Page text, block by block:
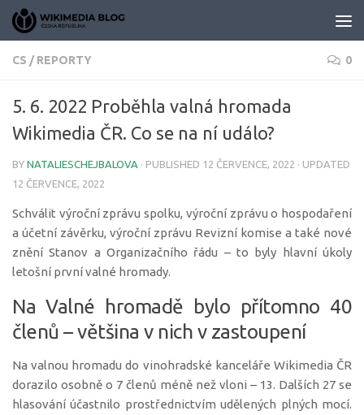
Skip to content
CS / REPORTY 0
5. 6. 2022 Proběhla valná hromada
Wikimedia ČR. Co se na ní událo?
BY NATALIESCHEJBALOVA · PUBLISHED 12 ČERVENCE, 2022 · UPDATED
12 ČERVENCE, 2022
Schválit výroční zprávu spolku, výroční zprávu o hospodaření
a účetní závěrku, výroční zprávu Revizní komise a také nové
znění Stanov a Organizačního řádu – to byly hlavní úkoly
letošní první valné hromady.
Na Valné hromadě bylo přítomno 40
členů – většina v nich v zastoupení
Na valnou hromadu do vinohradské kanceláře Wikimedia ČR
dorazilo osobně o 7 členů méně než vloni – 13. Dalších 27 se
hlasování účastnilo prostřednictvím udělených plných mocí.